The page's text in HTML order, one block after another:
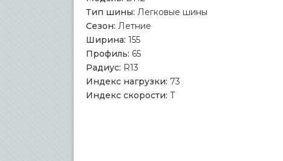
Тип шины: Легковые шины
Сезон: Летние
Ширина: 155
Профиль: 65
Радиус: R13
Индекс нагрузки: 73
Индекс скорости: T